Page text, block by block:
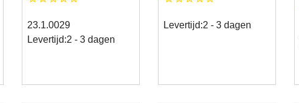
23.1.0029
Levertijd:2 - 3 dagen
Levertijd:2 - 3 dagen